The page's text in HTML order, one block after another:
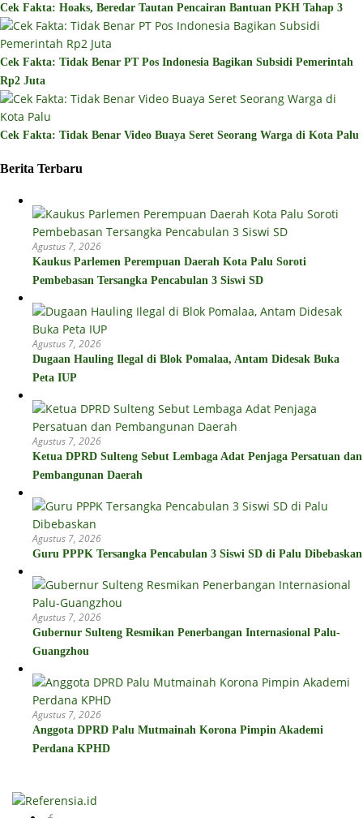
Cek Fakta: Hoaks, Beredar Tautan Pencairan Bantuan PKH Tahap 3
Cek Fakta: Tidak Benar PT Pos Indonesia Bagikan Subsidi Pemerintah
Rp2 Juta
Cek Fakta: Tidak Benar Video Buaya Seret Seorang Warga di Kota Palu
Berita Terbaru
Agustus 7, 2026
Kaukus Parlemen Perempuan Daerah Kota Palu Soroti
Pembebasan Tersangka Pencabulan 3 Siswi SD
Agustus 7, 2026
Dugaan Hauling Ilegal di Blok Pomalaa, Antam Didesak Buka
Peta IUP
Agustus 7, 2026
Ketua DPRD Sulteng Sebut Lembaga Adat Penjaga Persatuan dan
Pembangunan Daerah
Agustus 7, 2026
Guru PPPK Tersangka Pencabulan 3 Siswi SD di Palu Dibebaskan
Agustus 7, 2026
Gubernur Sulteng Resmikan Penerbangan Internasional Palu-
Guangzhou
Agustus 7, 2026
Anggota DPRD Palu Mutmainah Korona Pimpin Akademi
Perdana KPHD